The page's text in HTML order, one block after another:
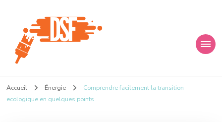
D s f
Accueil Énergie
Comprendre facilement la transition
ecologique en quelques points